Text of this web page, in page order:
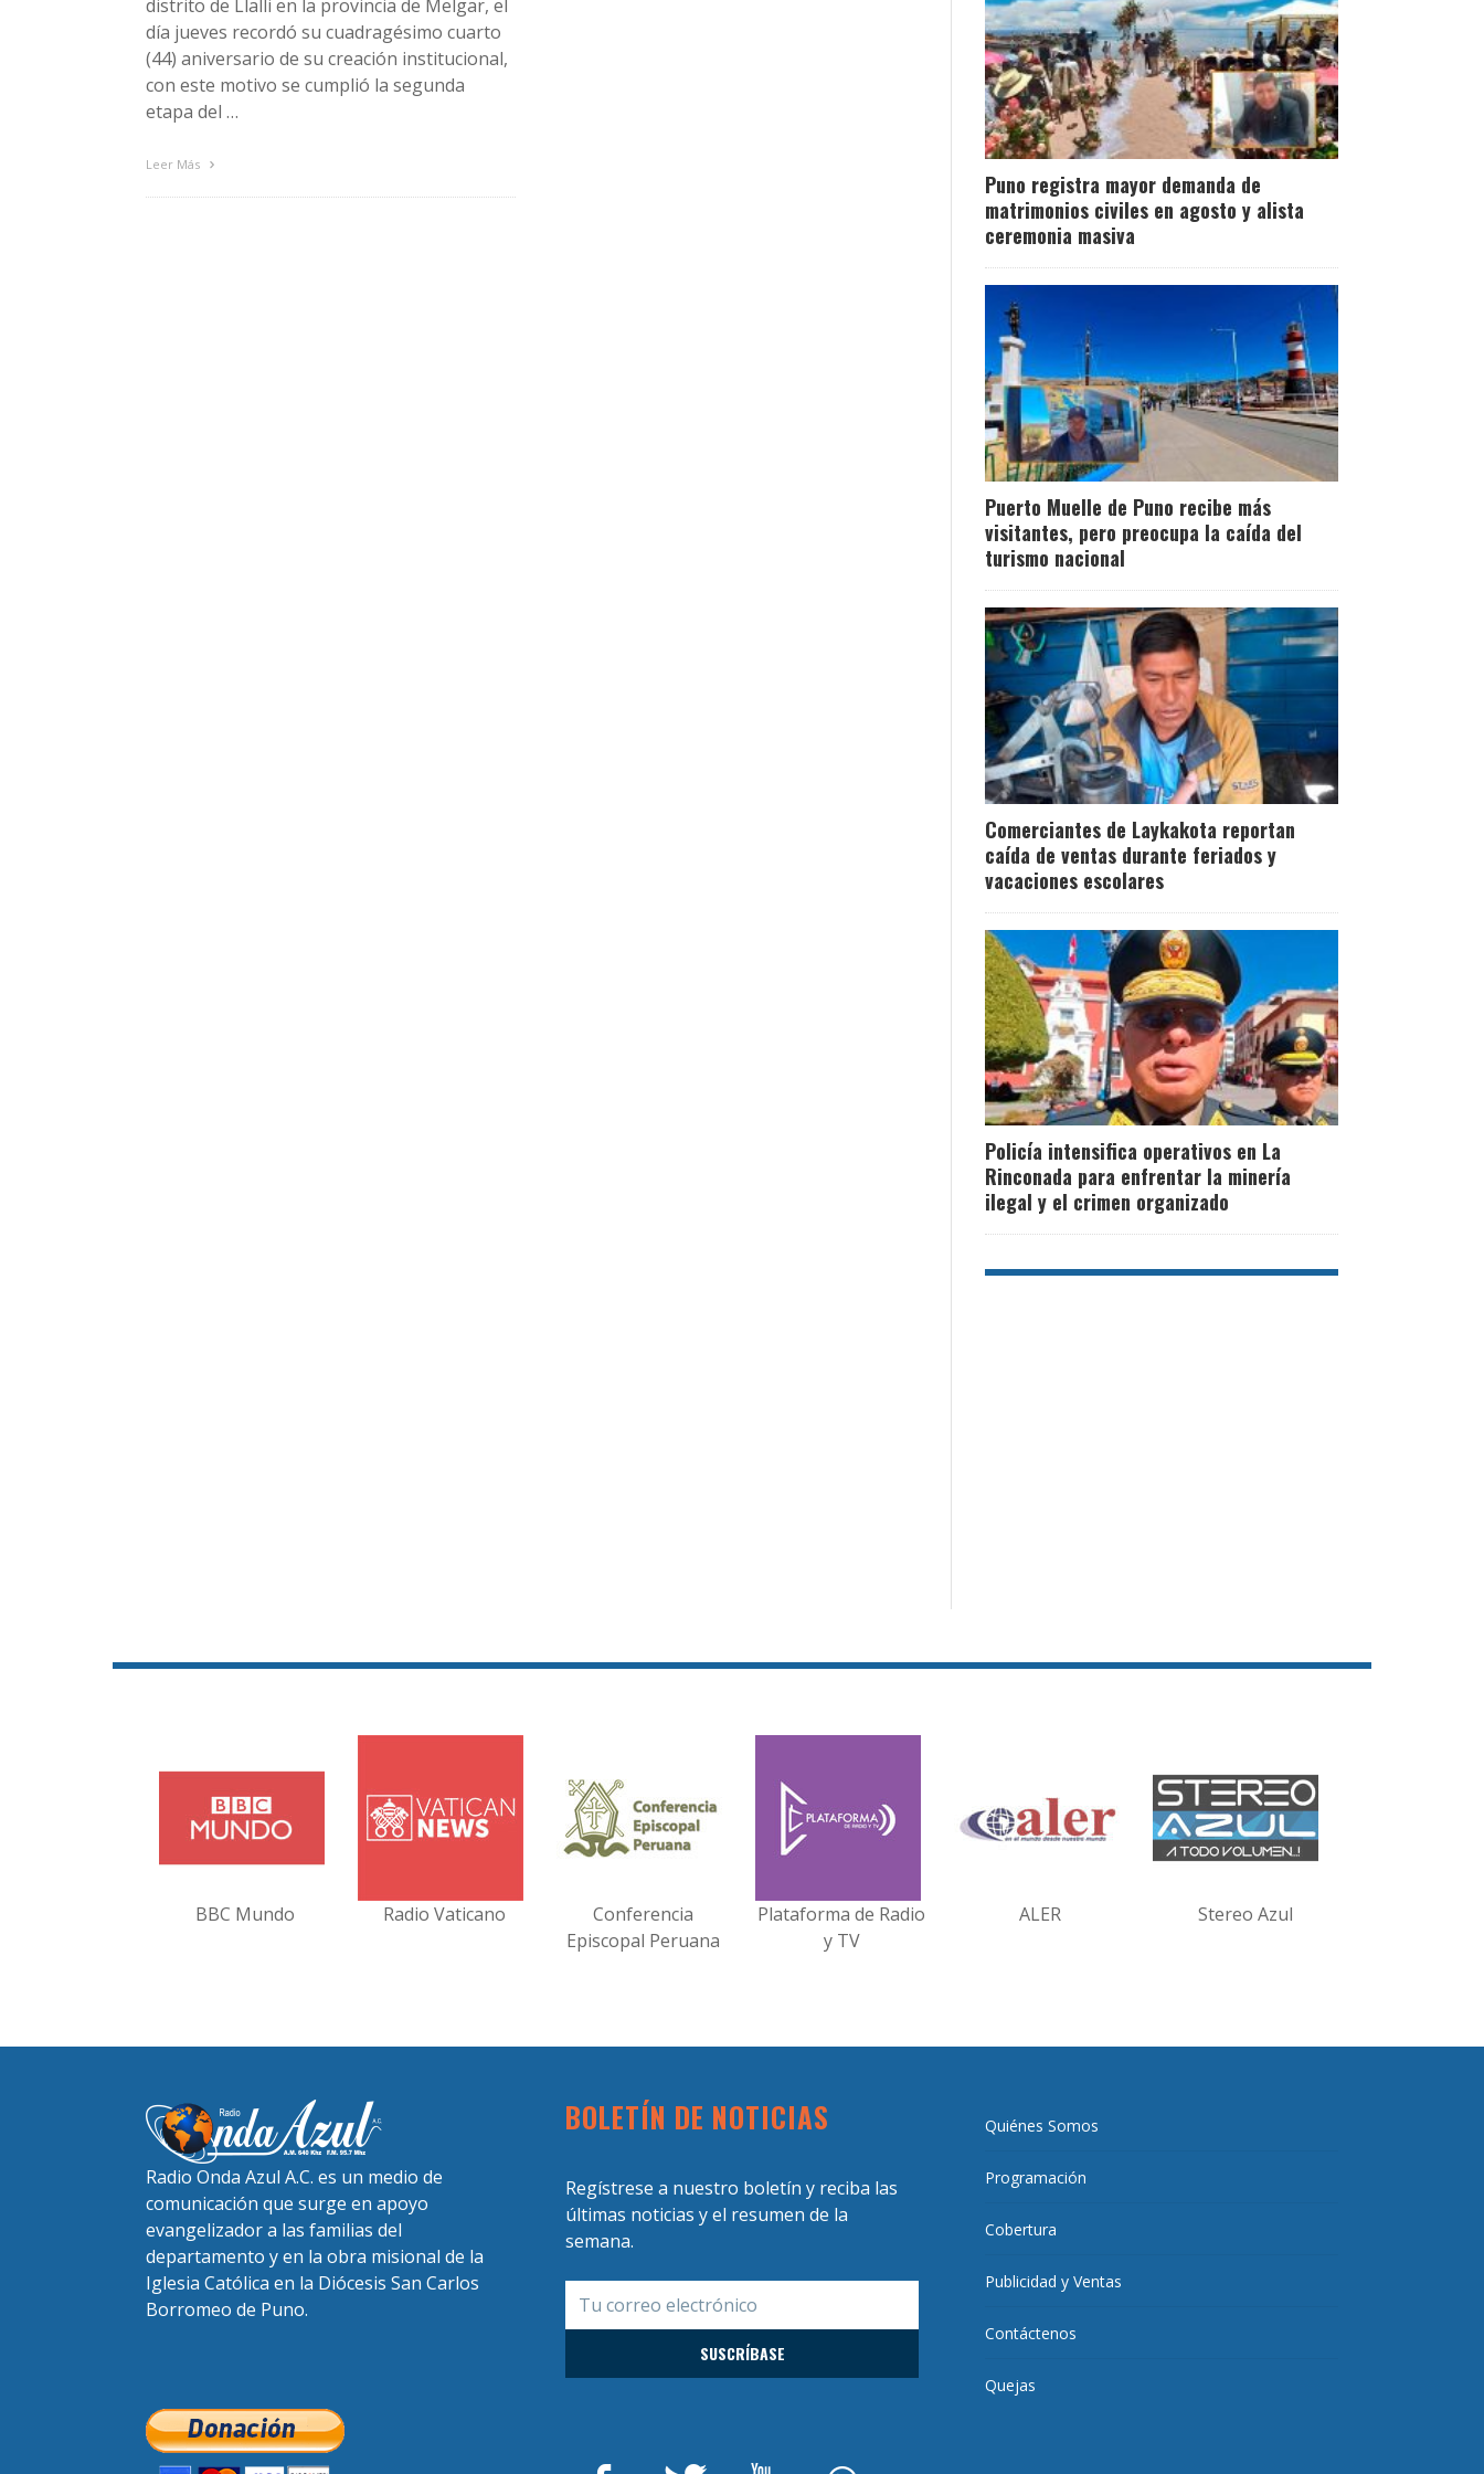
distrito de Llalli en la provincia de Melgar, el
día jueves recordó su cuadragésimo cuarto
(44) aniversario de su creación institucional,
con este motivo se cumplió la segunda
etapa del …
Leer Más
Puno registra mayor demanda de
matrimonios civiles en agosto y alista
ceremonia masiva
Puerto Muelle de Puno recibe más
visitantes, pero preocupa la caída del
turismo nacional
Comerciantes de Laykakota reportan
caída de ventas durante feriados y
vacaciones escolares
Policía intensifica operativos en La
Rinconada para enfrentar la minería
ilegal y el crimen organizado
BBC Mundo Radio Vaticano
Conferencia
Episcopal Peruana
Plataforma de Radio
y TV
ALER Stereo Azul
Radio Onda Azul A.C. es un medio de
comunicación que surge en apoyo
evangelizador a las familias del
departamento y en la obra misional de la
Iglesia Católica en la Diócesis San Carlos
Borromeo de Puno.
BOLETÍN DE NOTICIAS
Regístrese a nuestro boletín y reciba las
últimas noticias y el resumen de la
semana.
Quiénes Somos
Programación
Cobertura
Publicidad y Ventas
Contáctenos
Quejas